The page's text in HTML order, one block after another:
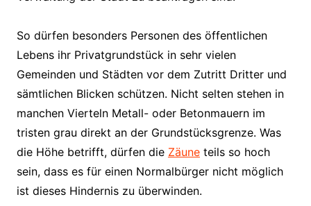
So dürfen besonders Personen des öffentlichen
Lebens ihr Privatgrundstück in sehr vielen
Gemeinden und Städten vor dem Zutritt Dritter und
sämtlichen Blicken schützen. Nicht selten stehen in
manchen Vierteln Metall- oder Betonmauern im
tristen grau direkt an der Grundstücksgrenze. Was
die Höhe betrifft, dürfen die Zäuneteils so hoch
sein, dass es für einen Normalbürger nicht möglich
ist dieses Hindernis zu überwinden.